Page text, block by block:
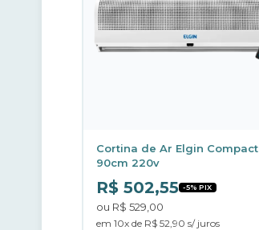
Cortina de Ar Elgin Compact
90cm 220v
R$ 502,55 -5% PIX
ou R$ 529,00
em 10x de R$ 52,90 s/ juros